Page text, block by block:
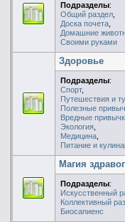
Подразделы:
Общий раздел
Доска почета
Домашние
Своими руками
Здоровье
Подразделы:
Спорт,
Путешествия и
Полезные
Вредные
Экология
Медицина
Питание и
Магия
Подразделы:
Искусственный
Коллективный
Биосапиенс